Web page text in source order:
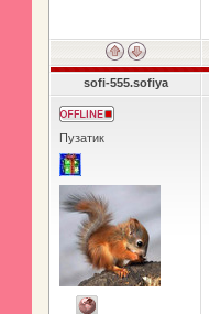
sofi-555.sofiya
Пузатик